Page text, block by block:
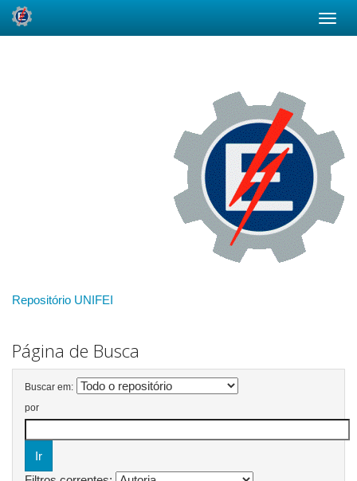
Repositório UNIFEI
Página de Busca
Buscar em:
por